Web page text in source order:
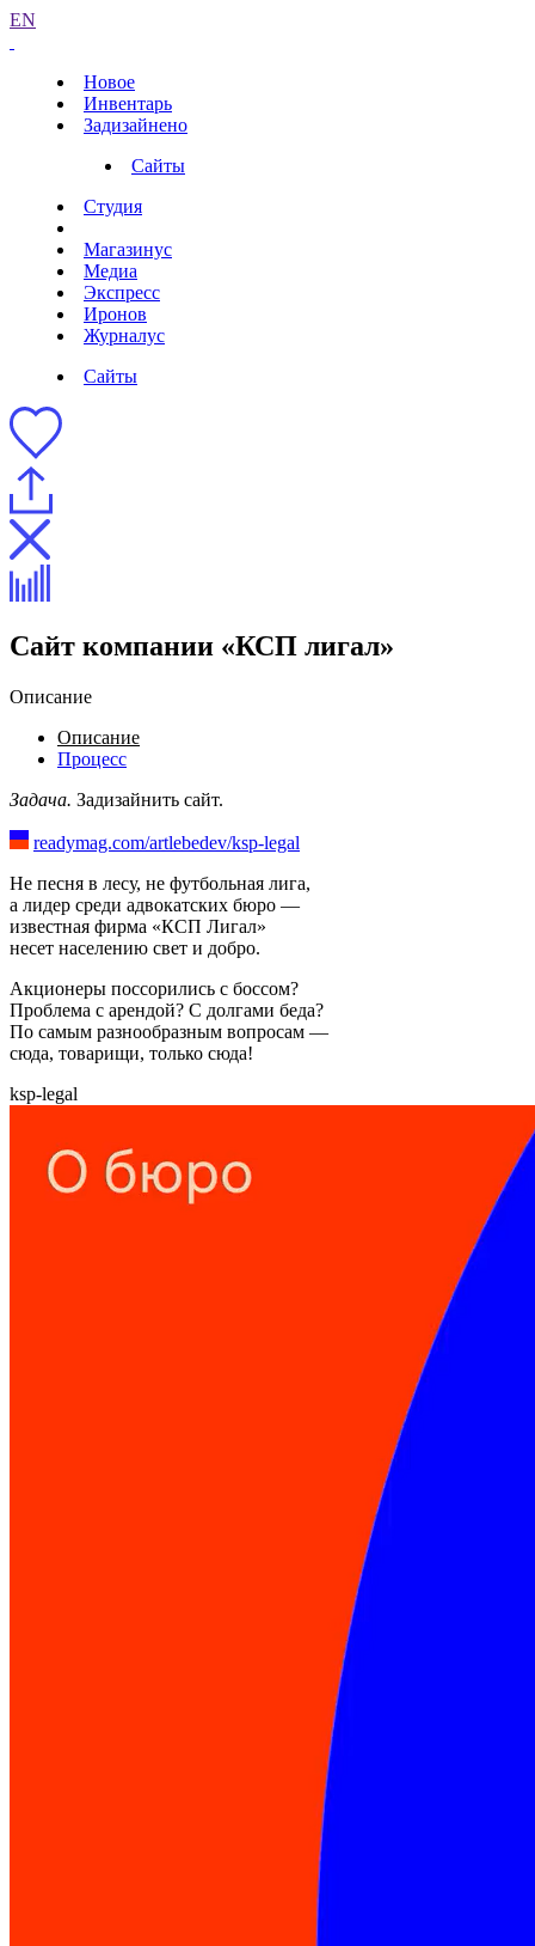
EN
Новое
Инвентарь
Задизайнено
Сайты
Студия
Магазинус
Медиа
Экспресс
Иронов
Журналус
Сайты
Сайт компании «КСП лигал»
Описание
Описание
Процесс
Задача. Задизайнить сайт.
readymag.com/artlebedev/ksp-legal
Не песня в лесу, не футбольная лига,
а лидер среди адвокатских бюро —
известная фирма «КСП Лигал»
несет населению свет и добро.
Акционеры поссорились с боссом?
Проблема с арендой? С долгами беда?
По самым разнообразным вопросам —
сюда, товарищи, только сюда!
ksp-legal